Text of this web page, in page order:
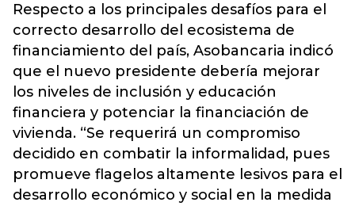
Respecto a los principales desafíos para el
correcto desarrollo del ecosistema de
financiamiento del país, Asobancaria indicó
que el nuevo presidente debería mejorar
los niveles de inclusión y educación
financiera y potenciar la financiación de
vivienda. “Se requerirá un compromiso
decidido en combatir la informalidad, pues
promueve flagelos altamente lesivos para el
desarrollo económico y social en la medida